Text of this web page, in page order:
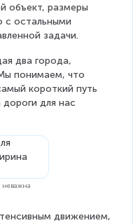
объект, размеры
с остальными
задачи.
два города,
понимаем, что
короткий путь
для нас
неважна
движением,